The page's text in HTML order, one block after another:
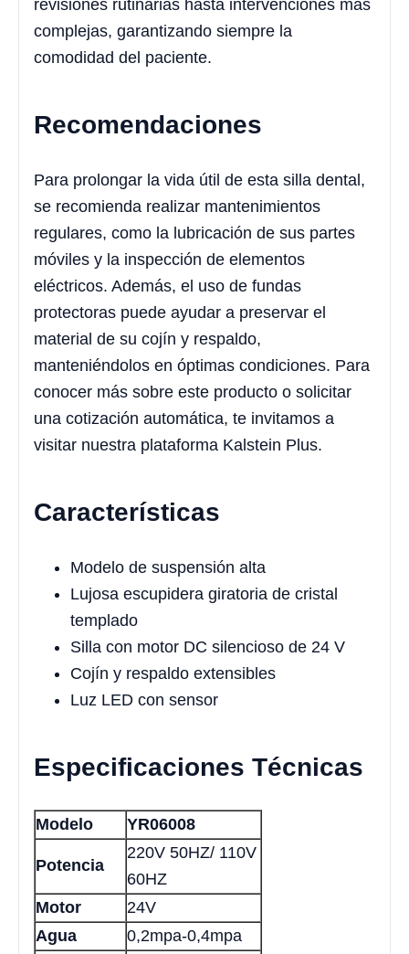
revisiones rutinarias hasta intervenciones más
complejas, garantizando siempre la
comodidad del paciente.
Recomendaciones
Para prolongar la vida útil de esta silla dental,
se recomienda realizar mantenimientos
regulares, como la lubricación de sus partes
móviles y la inspección de elementos
eléctricos. Además, el uso de fundas
protectoras puede ayudar a preservar el
material de su cojín y respaldo,
manteniéndolos en óptimas condiciones. Para
conocer más sobre este producto o solicitar
una cotización automática, te invitamos a
visitar nuestra plataforma Kalstein Plus.
Características
Modelo de suspensión alta
Lujosa escupidera giratoria de cristal
templado
Silla con motor DC silencioso de 24 V
Cojín y respaldo extensibles
Luz LED con sensor
Especificaciones Técnicas
Modelo YR06008
Potencia
220V 50HZ/ 110V
60HZ
Motor
24V
Agua
0,2mpa-0,4mpa